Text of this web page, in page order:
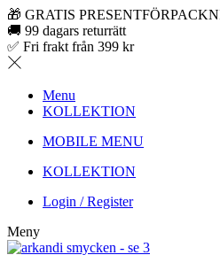
🎁 GRATIS
🚚 99 dagars returrätt
✅ Fri frakt från 399 kr
Menu
KOLLEKTION
MOBILE MENU
KOLLEKTION
Login / Register
Meny